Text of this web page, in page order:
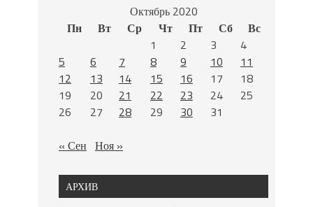
Октябрь 2020
Пн
Вт Ср Чт Пт Сб
Вс
1
2 3
4
5
6 7 8 9 10
11
12
13 14 15 16 17
18
19
20 21 22 23 24
25
26
27 28 29 30
31
« Сен Ноя »
АРХИВ